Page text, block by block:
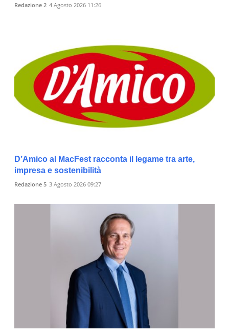
Redazione 2 4 Agosto 2026 11:26
D’Amico al MacFest racconta il legame tra arte,
impresa e sostenibilità
Redazione 5 3 Agosto 2026 09:27